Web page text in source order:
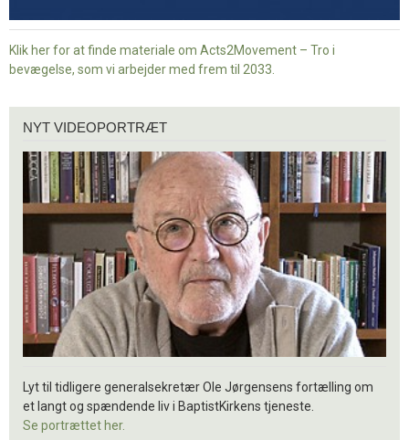
Klik her for at finde materiale om Acts2Movement – Tro i
bevægelse, som vi arbejder med frem til 2033.
videoportræt
NYT VIDEOPORTRÆT
Lyt til tidligere generalsekretær Ole Jørgensens fortælling om
et langt og spændende liv i BaptistKirkens tjeneste.
Se portrættet her.